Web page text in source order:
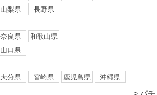
山梨県
長野県
奈良県
和歌山県
山口県
大分県 宮崎県 鹿児島県 沖縄県